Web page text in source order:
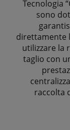
Tecnologia
sono
direttamente
utilizzare la
taglio con
raccolta